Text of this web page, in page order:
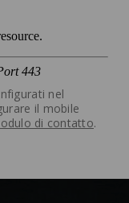
nel
il mobile
di contatto.